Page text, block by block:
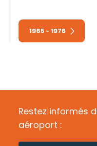
1965 - 1976
Restez informés
aéroport :